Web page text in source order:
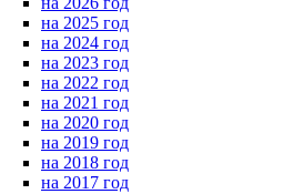
на 2025 год
на 2024 год
на 2023 год
на 2022 год
на 2021 год
на 2020 год
на 2019 год
на 2018 год
на 2017 год